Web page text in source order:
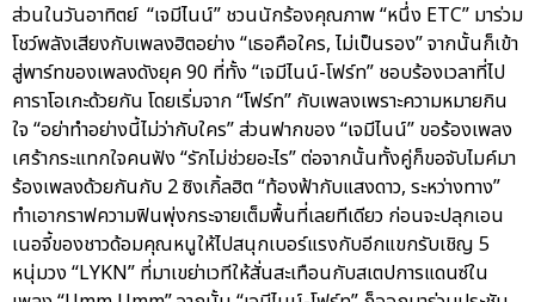
ส่วนในวันอาทิตย์ “เจมีไนน์” ชวนนักร้องคุณภาพ “หนึ่ง ETC” มาร่วม
โชว์พลังเสียงกับเพลงฮิตอย่าง “เธอคือใคร, ไม่เป็นรอง” จากนั้นก็เข้า
สู่พาร์ทของเพลงดังยุค 90 ที่ทั้ง “เจมีไนน์-โฟร์ท” ชอบร้องเวลาที่ไป
คาราโอเกะด้วยกัน โดยเริ่มจาก “โฟร์ท” กับเพลงเพราะความหมายกิน
ใจ “อย่าทำอย่างนี้ไม่ว่ากับใคร” ส่วนฟากของ “เจมีไนน์” ขอร้องเพลง
เศร้ากระแทกใจคนฟัง “รักไม่ช่วยอะไร” ต่อจากนั้นทั้งคู่ก็ขอจับไมค์มา
ร้องเพลงด้วยกันกับ 2 ซิงเกิ้ลฮิต “ท้องฟ้ากับแสงดาว, ระหว่างทาง”
ทำเอากราฟความฟินพุ่งกระจายเต็มพื้นที่เลยทีเดียว ก่อนจะปลุกเอน
เนอจี้ของชาวด้อมคุณหนูให้ไปสนุกเบอร์แรงกับอีกแขกรับเชิญ 5
หนุ่มวง “LYKN” ที่มาเขย่าเวทีให้สั่นสะเทือนกับสเตปการแดนซ์ใน